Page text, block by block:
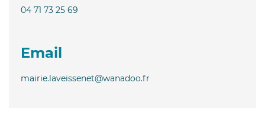
04 71 73 25 69
Email
mairie.laveissenet@wanadoo.fr